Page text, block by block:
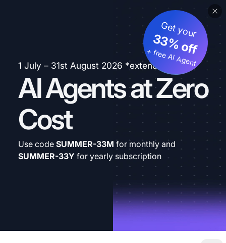
1 July – 31st August 2026 *extended
AI Agents at Zero
Cost
Get your
33% off
+ free AI Agent
Use code SUMMER-33M for monthly and
SUMMER-33Y for yearly subscription